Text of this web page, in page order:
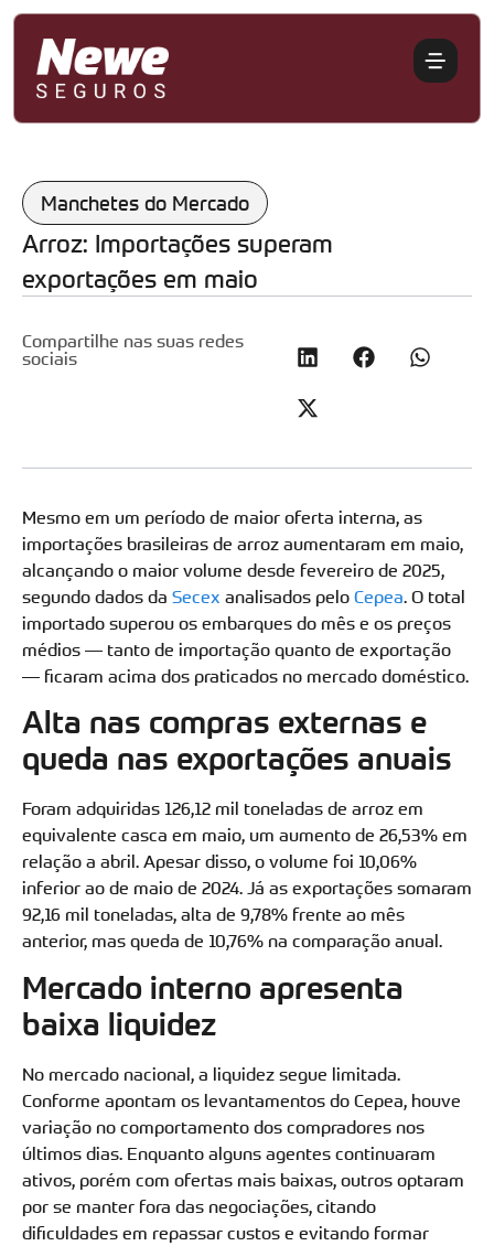
Manchetes do Mercado
Arroz: Importações superam
exportações em maio
Compartilhe nas suas redes
sociais
Mesmo em um período de maior oferta interna, as
importações brasileiras de arroz aumentaram em maio,
alcançando o maior volume desde fevereiro de 2025,
segundo dados da Secex analisados pelo Cepea. O total
importado superou os embarques do mês e os preços
médios — tanto de importação quanto de exportação
— ficaram acima dos praticados no mercado doméstico.
Alta nas compras externas e
queda nas exportações anuais
Foram adquiridas 126,12 mil toneladas de arroz em
equivalente casca em maio, um aumento de 26,53% em
relação a abril. Apesar disso, o volume foi 10,06%
inferior ao de maio de 2024. Já as exportações somaram
92,16 mil toneladas, alta de 9,78% frente ao mês
anterior, mas queda de 10,76% na comparação anual.
Mercado interno apresenta
baixa liquidez
No mercado nacional, a liquidez segue limitada.
Conforme apontam os levantamentos do Cepea, houve
variação no comportamento dos compradores nos
últimos dias. Enquanto alguns agentes continuaram
ativos, porém com ofertas mais baixas, outros optaram
por se manter fora das negociações, citando
dificuldades em repassar custos e evitando formar